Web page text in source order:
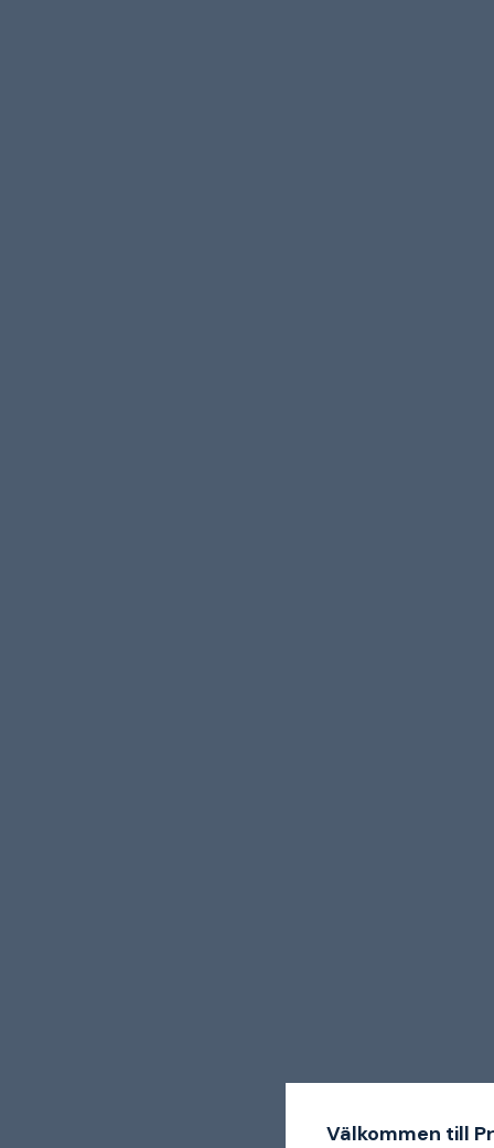
Välkommen till